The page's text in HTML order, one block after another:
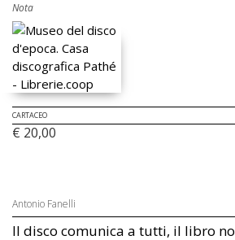
Nota
CARTACEO
€ 20,00
Antonio Fanelli
Il disco comunica a tutti, il libro no